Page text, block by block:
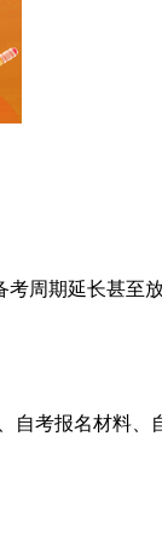
周期延长甚至放
考报名材料、